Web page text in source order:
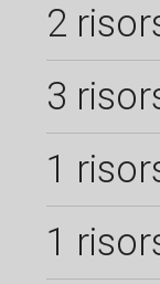
2
3
1
1